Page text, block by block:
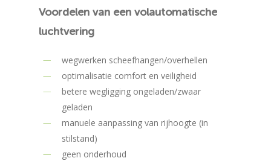
Voordelen van een volautomatische
luchtvering
wegwerken scheefhangen/overhellen
optimalisatie comfort en veiligheid
betere wegligging ongeladen/zwaar
geladen
manuele aanpassing van rijhoogte (in
stilstand)
geen onderhoud